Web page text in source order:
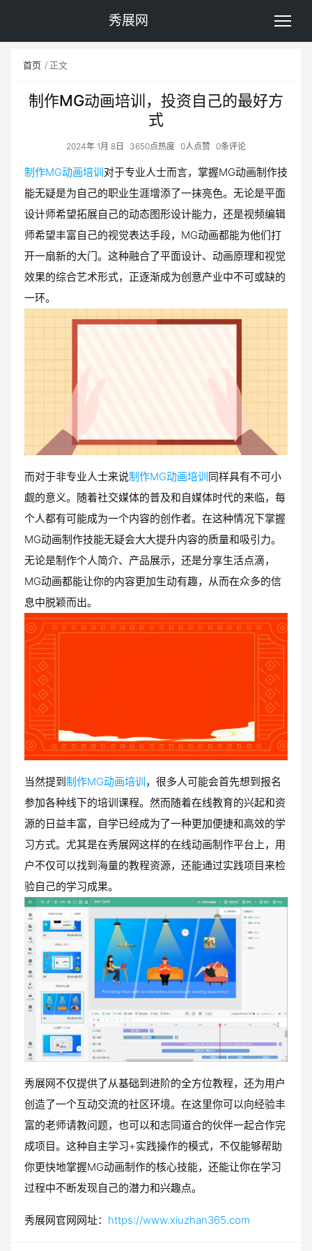
秀展网
首页 正文
制作MG动画培训，投资自己的最好方
式
2024年 1月 8日 3650点热度 0人点赞 0条评论
制作MG动画培训对于专业人士而言，掌握MG动画制作技
能无疑是为自己的职业生涯增添了一抹亮色。无论是平面
设计师希望拓展自己的动态图形设计能力，还是视频编辑
师希望丰富自己的视觉表达手段，MG动画都能为他们打
开一扇新的大门。这种融合了平面设计、动画原理和视觉
效果的综合艺术形式，正逐渐成为创意产业中不可或缺的
一环。
而对于非专业人士来说制作MG动画培训同样具有不可小
觑的意义。随着社交媒体的普及和自媒体时代的来临，每
个人都有可能成为一个内容的创作者。在这种情况下掌握
MG动画制作技能无疑会大大提升内容的质量和吸引力。
无论是制作个人简介、产品展示，还是分享生活点滴，
MG动画都能让你的内容更加生动有趣，从而在众多的信
息中脱颖而出。
当然提到 制作MG动画培训 ，很多人可能会首先想到报名
参加各种线下的培训课程。然而随着在线教育的兴起和资
源的日益丰富，自学已经成为了一种更加便捷和高效的学
习方式。尤其是在秀展网这样的在线动画制作平台上，用
户不仅可以找到海量的教程资源，还能通过实践项目来检
验自己的学习成果。
秀展网不仅提供了从基础到进阶的全方位教程，还为用户
创造了一个互动交流的社区环境。在这里你可以向经验丰
富的老师请教问题，也可以和志同道合的伙伴一起合作完
成项目。这种自主学习+实践操作的模式，不仅能够帮助
你更快地掌握MG动画制作的核心技能，还能让你在学习
过程中不断发现自己的潜力和兴趣点。
秀展网官网网址： https://www.xiuzhan365.com